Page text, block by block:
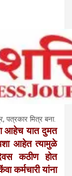
पत्रकार मित्र बना.
आहेच यात दुमत
आहेत त्यामुळे
कठीण होत
कर्मचारी यांना